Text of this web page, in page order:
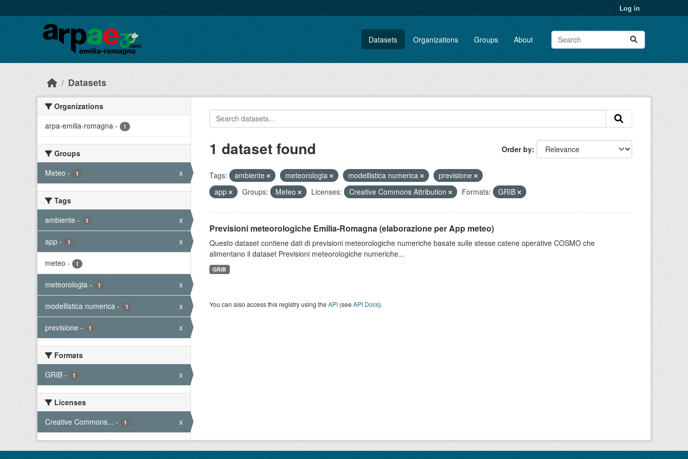
Log in
Datasets Organizations Groups About
Datasets
Organizations
arpa-emilia-romagna - 1
Groups
Meteo - 1 x
Tags
ambiente - 1 x
app - 1 x
meteo - 1
meteorologia - 1 x
modellistica numerica - 1 x
previsione - 1 x
Formats
GRIB - 1 x
Licenses
Creative Commons... - 1 x
Order by
1 dataset found
Tags: ambiente meteorologia modellistica numerica
previsione
app
Groups: Meteo Licenses: Creative Commons Attribution Formats: GRIB
Previsioni meteorologiche Emilia-Romagna (elaborazione per App meteo)
Questo dataset contiene dati di previsioni meteorologiche numeriche basate sulle stesse catene operative COSMO che
alimentano il dataset Previsioni meteorologiche numeriche...
GRIB
You can also access this registry using theAPI(seeAPI Docs).